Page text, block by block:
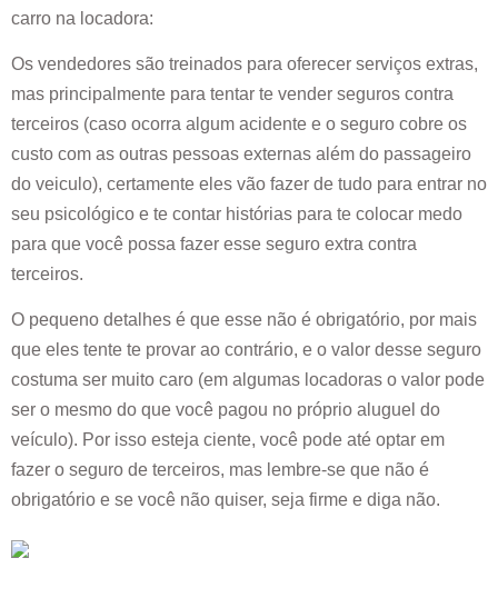
carro na locadora:
Os vendedores são treinados para oferecer serviços extras,
mas principalmente para tentar te vender seguros contra
terceiros (caso ocorra algum acidente e o seguro cobre os
custo com as outras pessoas externas além do passageiro
do veiculo), certamente eles vão fazer de tudo para entrar no
seu psicológico e te contar histórias para te colocar medo
para que você possa fazer esse seguro extra contra
terceiros.
O pequeno detalhes é que esse não é obrigatório, por mais
que eles tente te provar ao contrário, e o valor desse seguro
costuma ser muito caro (em algumas locadoras o valor pode
ser o mesmo do que você pagou no próprio aluguel do
veículo). Por isso esteja ciente, você pode até optar em
fazer o seguro de terceiros, mas lembre-se que não é
obrigatório e se você não quiser, seja firme e diga não.